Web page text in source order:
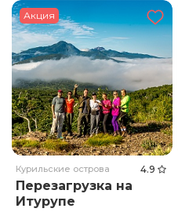
Акция
Курильские острова 4.9
Перезагрузка на
Итурупе